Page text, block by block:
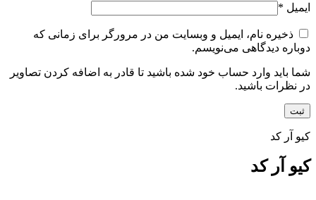
ایمیل *
ذخیره نام، ایمیل و وبسایت من در مرورگر برای زمانی که
دوباره دیدگاهی می‌نویسم.
شما باید وارد حساب خود شده باشید تا قادر به اضافه کردن تصاویر
در نظرات باشید.
کیو آر کد
کیو آر کد